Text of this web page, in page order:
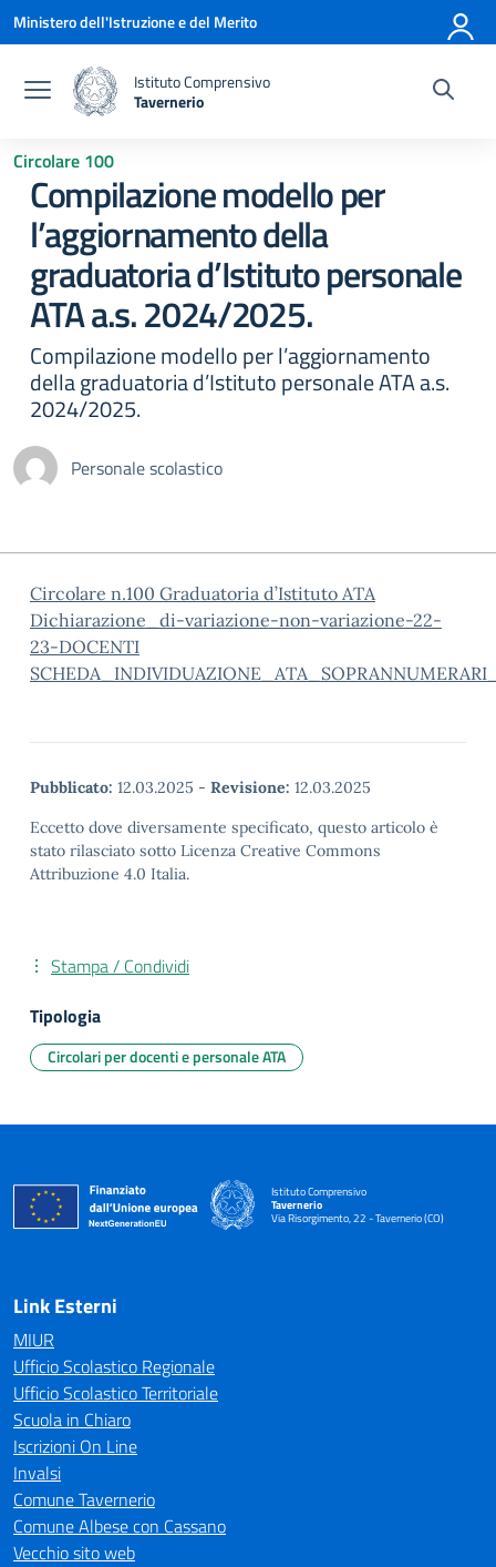
Vai ai contenuti
Vai al menu di navigazione
Vai al footer
Ministero dell'Istruzione e del Merito
Istituto Comprensivo
Tavernerio
Circolare 100
Compilazione modello per
l’aggiornamento della
graduatoria d’Istituto personale
ATA a.s. 2024/2025.
Compilazione modello per l’aggiornamento
della graduatoria d’Istituto personale ATA a.s.
2024/2025.
Personale scolastico
Circolare n.100 Graduatoria d’Istituto ATA
Dichiarazione_di-variazione-non-variazione-22-
23-DOCENTI
Pubblicato: 12.03.2025 - Revisione: 12.03.2025
Eccetto dove diversamente specificato, questo articolo è
stato rilasciato sotto Licenza Creative Commons
Attribuzione 4.0 Italia.
Stampa / Condividi
Tipologia
Circolari per docenti e personale ATA
Istituto Comprensivo
Tavernerio
Via Risorgimento, 22 - Tavernerio (CO)
— Visita la pagina iniziale della scuola
Link Esterni
MIUR
Ufficio Scolastico Regionale
Ufficio Scolastico Territoriale
Scuola in Chiaro
Iscrizioni On Line
Invalsi
Comune Tavernerio
Comune Albese con Cassano
Vecchio sito web